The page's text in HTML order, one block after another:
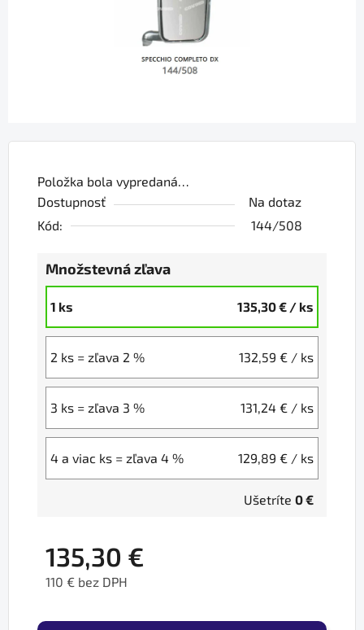
Položka bola vypredaná…
Dostupnosť
Na dotaz
Kód:
144/508
Množstevná zľava
1 ks 135,30 € / ks
2 ks = zľava 2 % 132,59 € / ks
3 ks = zľava 3 % 131,24 € / ks
4 a viac ks = zľava 4 % 129,89 € / ks
Ušetríte 0 €
135,30 €
110 € bez DPH